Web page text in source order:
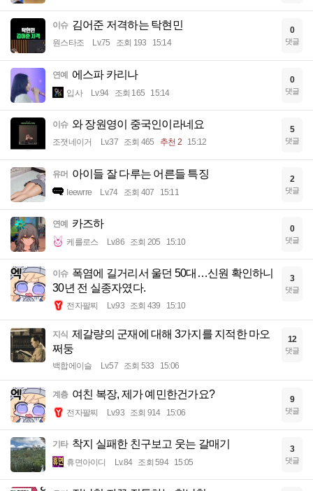
이슈 김어준 저격하는 탁현민
원스타조 Lv.75 조회 193 15:14
0
댓글
연예 에스파 카리나
입사 Lv.94 조회 165 15:14
0
댓글
이슈 와 장원영이 중국인이라네요
조졋네이거 Lv.37 조회 465 추천 2 15:12
5
댓글
유머 아이들 잘 다루는 어른들 특징
Ieewrre Lv.74 조회 407 15:11
2
댓글
연예 카즈하
케를로스 Lv.86 조회 205 15:10
0
댓글
이슈 폭염에 길거리서 울던 50대…신원 확인하니
30년 전 실종자였다.
전자팔찌 Lv.93 조회 439 15:10
3
댓글
지식 제갈량의 군재에 대해 3가지를 지적한 마오
쩌둥
백합에이슬 Lv.57 조회 533 15:06
12
댓글
계층 여친 복장, 제가 예민한건가요?
전자팔찌 Lv.93 조회 914 15:06
9
댓글
기타 착지 실패한 친구보고 웃는 갈매기
휴면아이디 Lv.84 조회 594 15:05
3
댓글